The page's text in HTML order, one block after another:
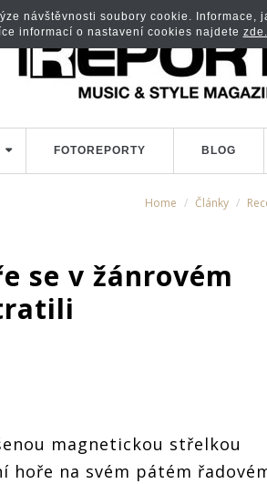
FOTOREPORTY BLOG
Home Články
se v žánrovém
magnetickou střelkou
hoře na svém pátém
návštěvnosti soubory cookie.
informací o nastavení cookies najdete zde.